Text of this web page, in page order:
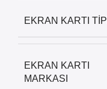
EKRAN KARTI TIPI
EKRAN KARTI
MARKASI